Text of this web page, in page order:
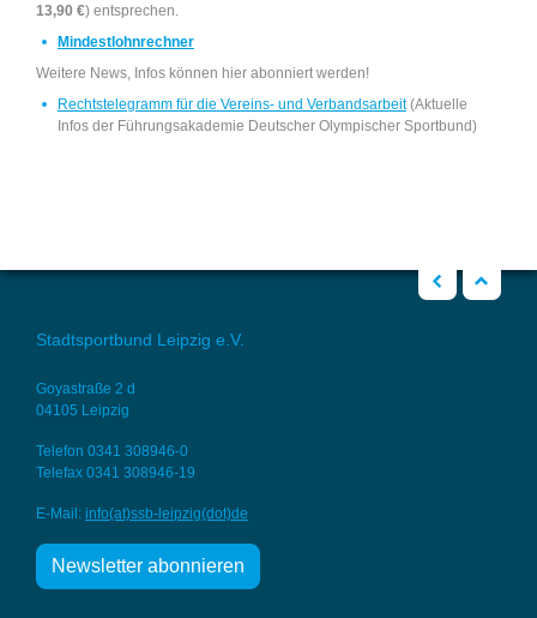
13,90 €) entsprechen.
Mindestlohnrechner
Weitere News, Infos können hier abonniert werden!
Rechtstelegramm für die Vereins- und Verbandsarbeit(Aktuelle
Infos der Führungsakademie Deutscher Olympischer Sportbund)
Nach oben
Stadtsportbund Leipzig e.V.
Goyastraße 2 d
04105 Leipzig
Telefon 0341 308946-0
Telefax 0341 308946-19
E-Mail: info(at)ssb- leipzig(dot)de
Newsletter abonnieren